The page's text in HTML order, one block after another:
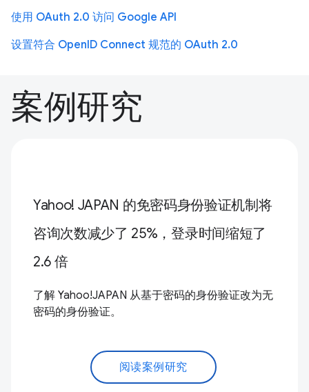
使用 OAuth 2.0 访问 Google API
设置符合 OpenID Connect 规范的 OAuth 2.0
案例研究
Yahoo! JAPAN 的免密码身份验证机制将
咨询次数减少了 25%，登录时间缩短了
2.6 倍
了解 Yahoo!JAPAN 从基于密码的身份验证改为无
密码的身份验证。
阅读案例研究